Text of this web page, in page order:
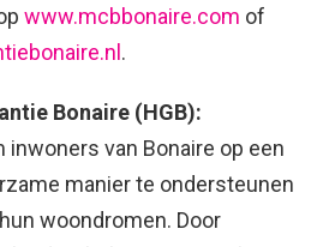
www.mcbbonaire.com of
.
Bonaire (HGB):
inwoners van Bonaire op een
manier te ondersteunen
woondromen. Door